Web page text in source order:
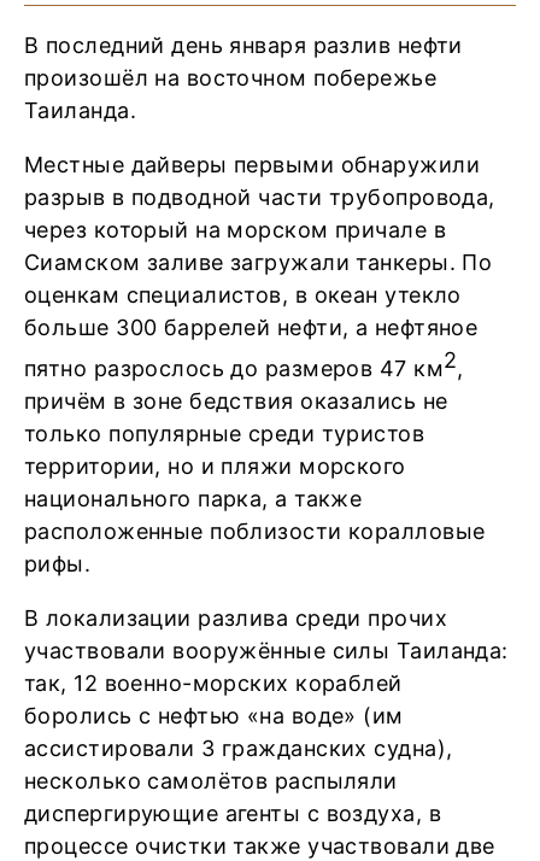
В последний день января разлив нефти
произошёл на восточном побережье
Таиланда.
Местные дайверы первыми обнаружили
разрыв в подводной части трубопровода,
через который на морском причале в
Сиамском заливе загружали танкеры. По
оценкам специалистов, в океан утекло
больше 300 баррелей нефти, а нефтяное
пятно разрослось до размеров 47 км2,
причём в зоне бедствия оказались не
только популярные среди туристов
территории, но и пляжи морского
национального парка, а также
расположенные поблизости коралловые
рифы.
В локализации разлива среди прочих
участвовали вооружённые силы Таиланда:
так, 12 военно-морских кораблей
боролись с нефтью «на воде» (им
ассистировали 3 гражданских судна),
несколько самолётов распыляли
диспергирующие агенты с воздуха, в
процессе очистки также участвовали две